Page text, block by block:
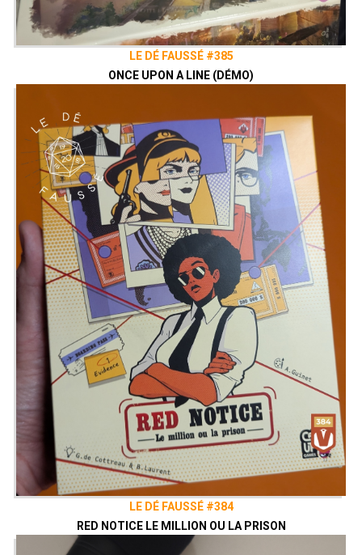
LE DÉ FAUSSÉ #385
ONCE UPON A LINE (DÉMO)
LE DÉ FAUSSÉ #384
RED NOTICE LE MILLION OU LA PRISON